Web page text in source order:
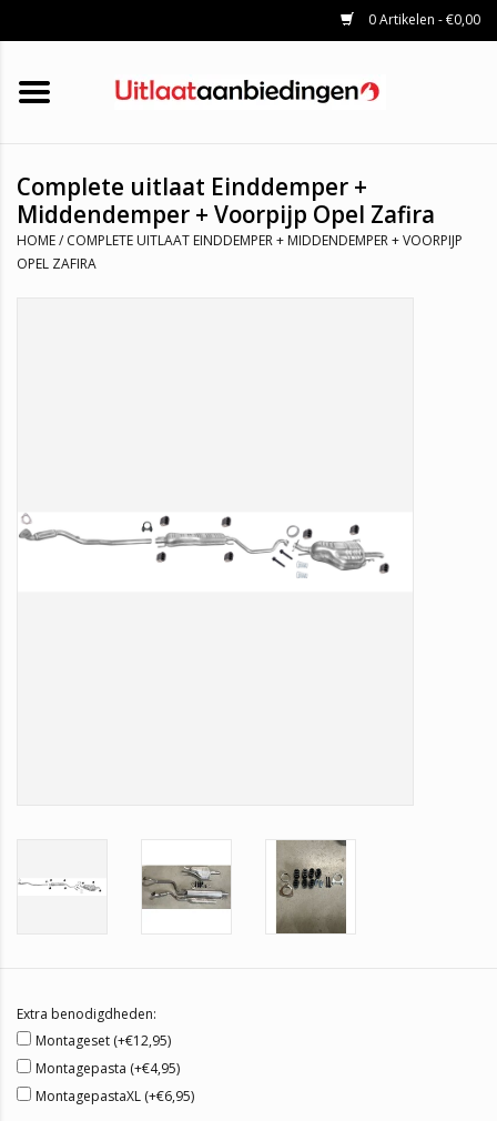
0 Artikelen - €0,00
HOME
KATALYSATOREN
UNIVERSELE UITLAATDELEN
MERKEN
Complete uitlaat Einddemper +
Middendemper + Voorpijp Opel Zafira
HOME/ COMPLETE UITLAAT EINDDEMPER + MIDDENDEMPER + VOORPIJP
OPEL ZAFIRA
Extra benodigdheden:
Montageset (+€12,95)
Montagepasta (+€4,95)
MontagepastaXL (+€6,95)